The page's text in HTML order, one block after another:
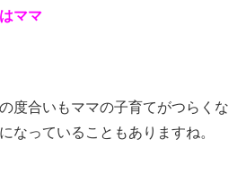
ママ
度合いもママの子育てがつらくな
なっていることもありますね。